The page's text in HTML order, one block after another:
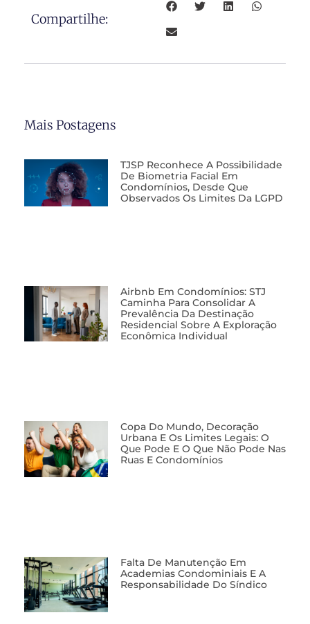
Compartilhe:
Mais Postagens
TJSP Reconhece A Possibilidade
De Biometria Facial Em
Condomínios, Desde Que
Observados Os Limites Da LGPD
Airbnb Em Condomínios: STJ
Caminha Para Consolidar A
Prevalência Da Destinação
Residencial Sobre A Exploração
Econômica Individual
Copa Do Mundo, Decoração
Urbana E Os Limites Legais: O
Que Pode E O Que Não Pode Nas
Ruas E Condomínios
Falta De Manutenção Em
Academias Condominiais E A
Responsabilidade Do Síndico